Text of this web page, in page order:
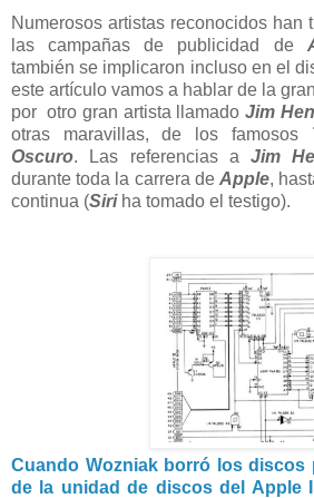
Numerosos artistas reconocidos han
las campañas de publicidad de
también se implicaron incluso en el
este artículo vamos a hablar de la
por otro gran artista llamadoJim
otras maravillas, de los famosos
Oscuro. Las referencias aJim
durante toda la carrera de Apple,
continua (Siriha tomado el testigo).
Cuando Wozniak borró los discos
de la unidad de discos del Apple